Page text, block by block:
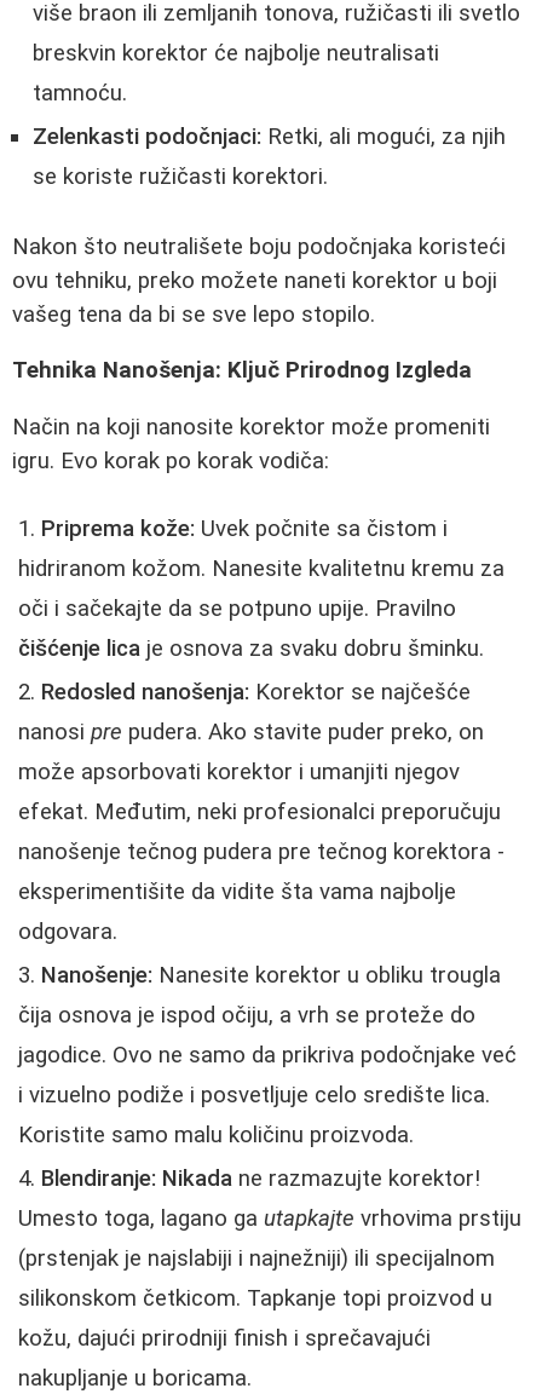
više braon ili zemljanih tonova, ružičasti ili svetlo
breskvin korektor će najbolje neutralisati
tamnoću.
Zelenkasti podočnjaci: Retki, ali mogući, za njih
se koriste ružičasti korektori.
Nakon što neutrališete boju podočnjaka koristeći
ovu tehniku, preko možete naneti korektor u boji
vašeg tena da bi se sve lepo stopilo.
Tehnika Nanošenja: Ključ Prirodnog Izgleda
Način na koji nanosite korektor može promeniti
igru. Evo korak po korak vodiča:
Priprema kože: Uvek počnite sa čistom i
hidriranom kožom. Nanesite kvalitetnu kremu za
oči i sačekajte da se potpuno upije. Pravilno
čišćenje lica je osnova za svaku dobru šminku.
Redosled nanošenja: Korektor se najčešće
nanosi pre pudera. Ako stavite puder preko, on
može apsorbovati korektor i umanjiti njegov
efekat. Međutim, neki profesionalci preporučuju
nanošenje tečnog pudera pre tečnog korektora -
eksperimentišite da vidite šta vama najbolje
odgovara.
Nanošenje: Nanesite korektor u obliku trougla
čija osnova je ispod očiju, a vrh se proteže do
jagodice. Ovo ne samo da prikriva podočnjake već
i vizuelno podiže i posvetljuje celo središte lica.
Koristite samo malu količinu proizvoda.
Blendiranje: Nikada ne razmazujte korektor!
Umesto toga, lagano ga utapkajte vrhovima prstiju
(prstenjak je najslabiji i najnežniji) ili specijalnom
silikonskom četkicom. Tapkanje topi proizvod u
kožu, dajući prirodniji finish i sprečavajući
nakupljanje u boricama.